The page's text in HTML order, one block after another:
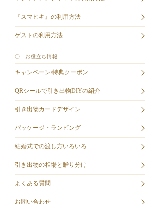
『スマヒキ』の利用方法
ゲストの利用方法
〇 お役立ち情報
キャンペーン/特典クーポン
QRシールで引き出物DIYの紹介
引き出物カードデザイン
パッケージ・ランピング
結婚式での渡し方いろいろ
引き出物の相場と贈り分け
よくある質問
お問い合わせ